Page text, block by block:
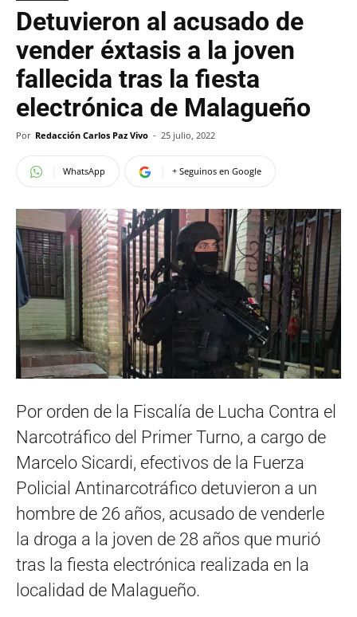
Detuvieron al acusado de
vender éxtasis a la joven
fallecida tras la fiesta
electrónica de Malagueño
Por Redacción Carlos Paz Vivo - 25 julio, 2022
WhatsApp + Seguinos en Google
Por orden de la Fiscalía de Lucha Contra el
Narcotráfico del Primer Turno, a cargo de
Marcelo Sicardi, efectivos de la Fuerza
Policial Antinarcotráfico detuvieron a un
hombre de 26 años, acusado de venderle
la droga a la joven de 28 años que murió
tras la fiesta electrónica realizada en la
localidad de Malagueño.